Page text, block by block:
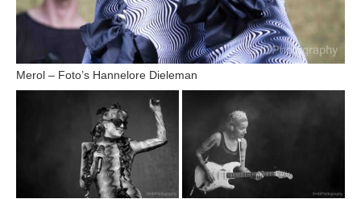
Merol – Foto’s Hannelore Dieleman